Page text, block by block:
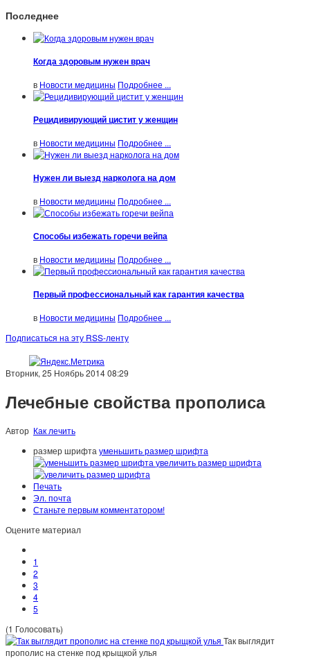
Последнее
Когда здоровым нужен врач
в Новости медицины Подробнее ...
Рецидивирующий цистит у женщин
в Новости медицины Подробнее ...
Нужен ли выезд нарколога на дом
в Новости медицины Подробнее ...
Способы избежать горечи вейпа
в Новости медицины Подробнее ...
Первый профессиональный как гарантия качества
в Новости медицины Подробнее ...
Подписаться на эту RSS-ленту
Вторник, 25 Ноябрь 2014 08:29
Лечебные свойства прополиса
Автор Как лечить
размер шрифта уменьшить размер шрифта
увеличить размер шрифта
Печать
Эл. почта
Станьте первым комментатором!
Оцените материал
1
2
3
4
5
(1 Голосовать)
Так выглядит
прополис на стенке под крыщкой улья